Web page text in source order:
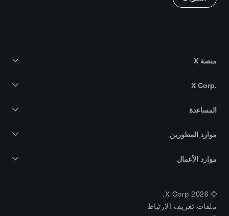
منصة X
X Corp.‎
المساعدة
موارد المطورين
موارد الأعمال
© 2026 X Corp.
ملفات تعريف الارتباط